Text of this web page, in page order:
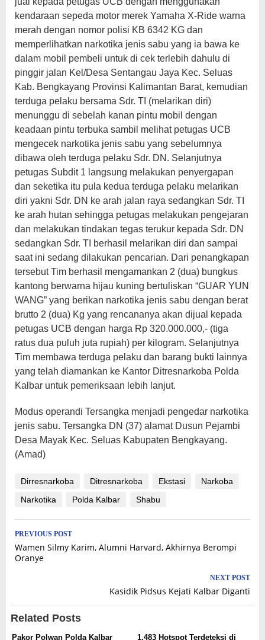
kendaraan sepeda motor merek Yamaha X-Ride warna
merah dengan nomor polisi KB 6342 KG dan
memperlihatkan narkotika jenis sabu yang ia bawa ke
dalam mobil pembeli untuk di cek terlebih dahulu di
pinggir jalan Kel/Desa Sentangau Jaya Kec. Seluas
Kab. Bengkayang Provinsi Kalimantan Barat, kemudian
terduga pelaku bersama Sdr. TI (melarikan diri)
menunggu di sebelah kanan pintu mobil dengan
keadaan pintu terbuka sambil melihat petugas UCB
mengecek narkotika jenis sabu yang sebelumnya
dibawa oleh terduga pelaku Sdr. DN. Selanjutnya
petugas Subdit 1 langsung melakukan penyergapan
dan seketika itu pula kedua terduga pelaku melarikan
diri yakni Sdr. DN ke arah jalan raya sedangkan Sdr. TI
ke arah hutan sehingga petugas melakukan pengejaran
dan melakukan tindakan tegas terukur kepada Sdr. DN
sedangkan Sdr. TI berhasil melarikan diri dan sampai
saat ini sedang dilakukan pencarian. Dari penangkapan
tersebut Tim berhasil mengamankan 2 (dua) bungkus
kantong berwarna hijau kuning bertuliskan “GUAR YUN
WANG” yang berikan narkotika jenis sabu dengan berat
brutto 2 (dua) Kg yang rencananya akan dijual kepada
petugas UCB dengan harga Rp 320.000.000,- (tiga
ratus dua puluh juta rupiah) per kilogram. Selanjutnya
Tim membawa terduga pelaku dan barang bukti lainnya
yang telah diamankan ke Kantor Ditresnarkoba Polda
Kalbar untuk pemeriksaan lebih lanjut.
Modus operandi Tersangka menjadi pengedar narkotika
jenis sabu. Tersangka DN (37) alamat Dusun Pejambi
Desa Mayak Kec. Seluas Kabupaten Bengkayang.
(Amad)
Dirresnarkoba Ditresnarkoba Ekstasi
Narkoba
Narkotika
Polda Kalbar Shabu
Post
navigation
PREVIOUS POST
Wamen Silmy Karim, Alumni Harvard, Akhirnya Berompi
Oranye
NEXT POST
Kasidik Pidsus Kejati Kalbar Diganti
Related Posts
Pakor Polwan Polda Kalbar
1.483 Hotspot Terdeteksi di